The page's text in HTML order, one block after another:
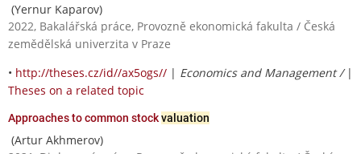
(Yernur Kaparov)
2022, Bakalářská práce, Provozně ekonomická fakulta / Česká
zemědělská univerzita v Praze
• http://theses.cz/id//ax5ogs// | Economics and Management / |
Theses on a related topic
Approaches to common stockvaluation
(Artur Akhmerov)